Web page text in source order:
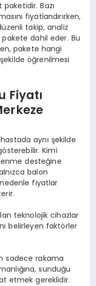
Bazı
fiyatlandırırken,
takip, analiz
pakete dahil eder. Bu
pakete hangi
öğrenilmesi
Fiyatı
aynı şekilde
Kimi
desteğine
balon
fiyatlar
teknolojik cihazlar
belirleyen faktörler
sadece rakama
sunduğu
etmek gereklidir.